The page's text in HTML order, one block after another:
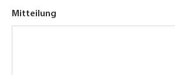
Mitteilung